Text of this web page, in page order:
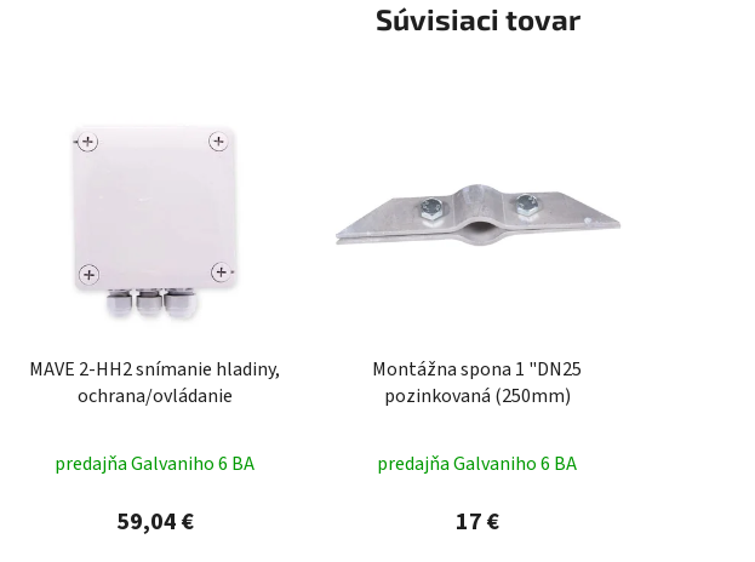
Súvisiaci tovar
MAVE 2-HH2 snímanie hladiny,
ochrana/ovládanie
predajňa Galvaniho 6 BA
59,04 €
Montážna spona 1 "DN25
pozinkovaná (250mm)
predajňa Galvaniho 6 BA
17 €